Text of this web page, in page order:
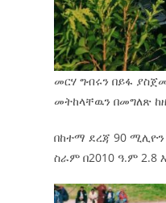
መርሃ ግብሩን በይፋ
መትከላቸዉን በመግለጽ
በከተማ ደረጃ 90
ስራም በ2010 ዓ.ም 2.8